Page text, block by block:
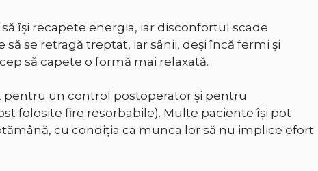
își recapete energia, iar disconfortul scade
se retragă treptat, iar sânii, deși încă fermi și
să capete o formă mai relaxată.
pentru un control postoperator și pentru
folosite fire resorbabile). Multe paciente își pot
cu condiția ca munca lor să nu implice efort